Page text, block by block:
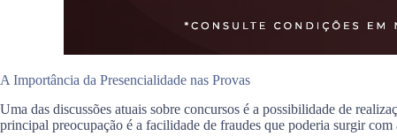
A Importância da Presencialidade nas Provas
Uma das discussões atuais sobre concursos é a possibilidade de
principal preocupação é a facilidade de fraudes que poderia surgir com